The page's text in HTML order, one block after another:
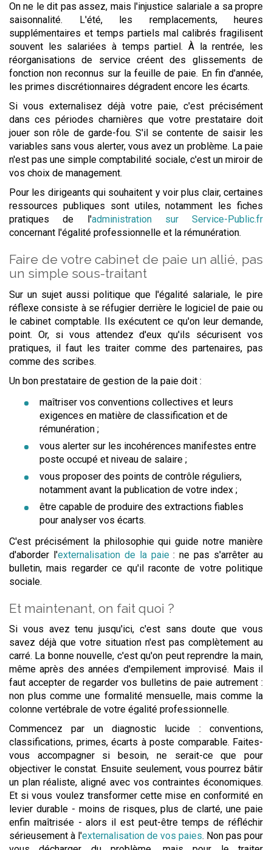
On ne le dit pas assez, mais l'injustice salariale a sa propre
saisonnalité. L'été, les remplacements, heures
supplémentaires et temps partiels mal calibrés fragilisent
souvent les salariées à temps partiel. À la rentrée, les
réorganisations de service créent des glissements de
fonction non reconnus sur la feuille de paie. En fin d'année,
les primes discrétionnaires dégradent encore les écarts.
Si vous externalisez déjà votre paie, c'est précisément
dans ces périodes charnières que votre prestataire doit
jouer son rôle de garde-fou. S'il se contente de saisir les
variables sans vous alerter, vous avez un problème. La paie
n'est pas une simple comptabilité sociale, c'est un miroir de
vos choix de management.
Pour les dirigeants qui souhaitent y voir plus clair, certaines
ressources publiques sont utiles, notamment les fiches
pratiques de l'administration sur Service-Public.fr
concernant l'égalité professionnelle et la rémunération.
Faire de votre cabinet de paie un allié, pas
un simple sous-traitant
Sur un sujet aussi politique que l'égalité salariale, le pire
réflexe consiste à se réfugier derrière le logiciel de paie ou
le cabinet comptable. Ils exécutent ce qu'on leur demande,
point. Or, si vous attendez d'eux qu'ils sécurisent vos
pratiques, il faut les traiter comme des partenaires, pas
comme des scribes.
Un bon prestataire de gestion de la paie doit :
maîtriser vos conventions collectives et leurs
exigences en matière de classification et de
rémunération ;
vous alerter sur les incohérences manifestes entre
poste occupé et niveau de salaire ;
vous proposer des points de contrôle réguliers,
notamment avant la publication de votre index ;
être capable de produire des extractions fiables
pour analyser vos écarts.
C'est précisément la philosophie qui guide notre manière
d'aborder l'externalisation de la paie: ne pas s'arrêter au
bulletin, mais regarder ce qu'il raconte de votre politique
sociale.
Et maintenant, on fait quoi ?
Si vous avez tenu jusqu'ici, c'est sans doute que vous
savez déjà que votre situation n'est pas complètement au
carré. La bonne nouvelle, c'est qu'on peut reprendre la main,
même après des années d'empilement improvisé. Mais il
faut accepter de regarder vos bulletins de paie autrement :
non plus comme une formalité mensuelle, mais comme la
colonne vertébrale de votre égalité professionnelle.
Commencez par un diagnostic lucide : conventions,
classifications, primes, écarts à poste comparable. Faites-
vous accompagner si besoin, ne serait-ce que pour
objectiver le constat. Ensuite seulement, vous pourrez bâtir
un plan réaliste, aligné avec vos contraintes économiques.
Et si vous voulez transformer cette mise en conformité en
levier durable - moins de risques, plus de clarté, une paie
enfin maîtrisée - alors il est peut-être temps de réfléchir
sérieusement à l'externalisation de vos paies. Non pas pour